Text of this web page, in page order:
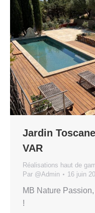
Jardin
VAR
Réalisations haut de
Par @Admin 16 juin
MB Nature
!